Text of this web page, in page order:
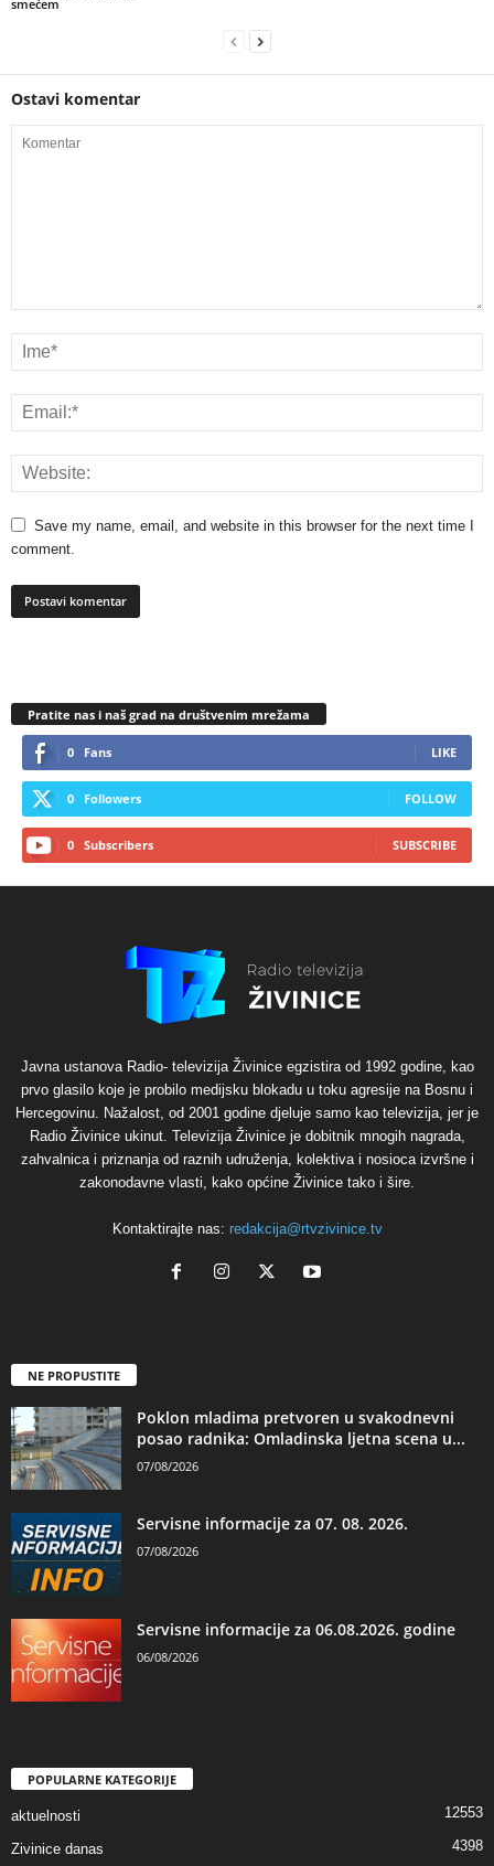
smećem
Ostavi komentar
Save my name, email, and website in this browser for the next time I
comment.
Pratite nas i naš grad na društvenim mrežama
0 Fans LIKE
0 Followers FOLLOW
0 Subscribers SUBSCRIBE
Javna ustanova Radio- televizija Živinice egzistira od 1992 godine, kao
prvo glasilo koje je probilo medijsku blokadu u toku agresije na Bosnu i
Hercegovinu. Nažalost, od 2001 godine djeluje samo kao televizija, jer je
Radio Živinice ukinut. Televizija Živinice je dobitnik mnogih nagrada,
zahvalnica i priznanja od raznih udruženja, kolektiva i nosioca izvršne i
zakonodavne vlasti, kako općine Živinice tako i šire.
Kontaktirajte nas: redakcija@rtvzivinice.tv
NE PROPUSTITE
Poklon mladima pretvoren u svakodnevni
posao radnika: Omladinska ljetna scena u...
07/08/2026
Servisne informacije za 07. 08. 2026.
07/08/2026
Servisne informacije za 06.08.2026. godine
06/08/2026
POPULARNE KATEGORIJE
aktuelnosti 12553
Zivinice danas 4398